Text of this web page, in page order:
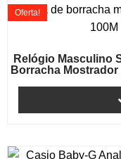
Relógio Masculino
Borracha Mostrador
Oferta!